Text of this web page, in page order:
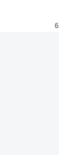
6